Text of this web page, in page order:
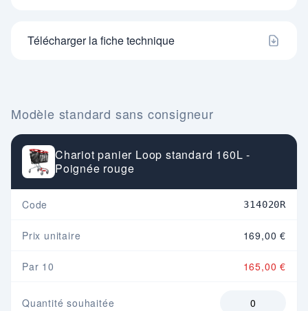
Télécharger la fiche technique
Modèle standard sans consigneur
Chariot panier Loop standard 160L -
Poignée rouge
Code 314020R
Prix unitaire 169,00 €
Par 10 165,00 €
Quantité souhaitée